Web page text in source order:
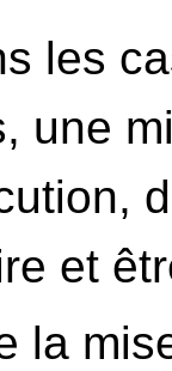
les
une
et
la